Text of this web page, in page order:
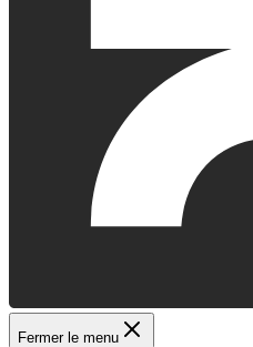
Fermer le menu